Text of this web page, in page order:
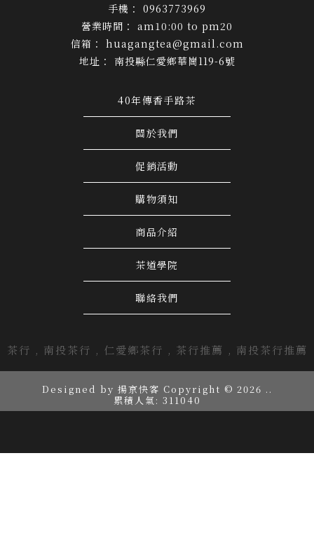
0963773969
am10:00 to pm20
huagangtea@gmail.com
南投縣仁愛鄉華崗119-6號
40年傳香手路茶
關於我們
促銷活動
購物須知
商品介紹
茶道學院
聯絡我們
茶行 南投茶行 仁愛鄉茶行 茶行推薦 南投茶行推薦
Designed by 揚京快客 Copyright © 2026 ..
累積人氣: 311040